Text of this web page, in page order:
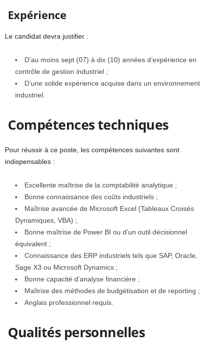
Expérience
Le candidat devra justifier :
D’au moins sept (07) à dix (10) années d’expérience en
contrôle de gestion industriel ;
D’une solide expérience acquise dans un environnement
industriel.
Compétences techniques
Pour réussir à ce poste, les compétences suivantes sont
indispensables :
Excellente maîtrise de la comptabilité analytique ;
Bonne connaissance des coûts industriels ;
Maîtrise avancée de Microsoft Excel (Tableaux Croisés
Dynamiques, VBA) ;
Bonne maîtrise de Power BI ou d’un outil décisionnel
équivalent ;
Connaissance des ERP industriels tels que SAP, Oracle,
Sage X3 ou Microsoft Dynamics ;
Bonne capacité d’analyse financière ;
Maîtrise des méthodes de budgétisation et de reporting ;
Anglais professionnel requis.
Qualités personnelles